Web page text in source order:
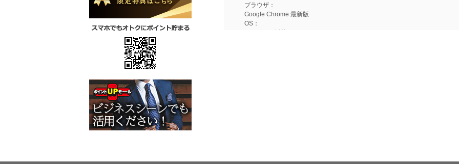
ブラウザ：
Google Chrome 最新版
OS：
Android 15以降
＜CookieやJavaScriptについて＞